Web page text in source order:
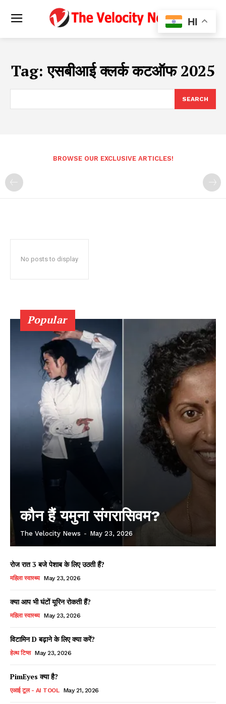
Tag:एसबीआई क्लर्क कटऑफ 2025
SEARCH
BROWSE OUR EXCLUSIVE ARTICLES!
No posts to display
Popular
कौन हैं यमुना संगरासिवम?
The Velocity News - May 23, 2026
रोज रात 3 बजे पेशाब के लिए उठती हैं?
महिला स्वास्थ्य May 23, 2026
क्या आप भी घंटों यूरिन रोकती हैं?
महिला स्वास्थ्य May 23, 2026
विटामिन D बढ़ाने के लिए क्या करें?
हेल्थ टिप्स May 23, 2026
PimEyes क्या है?
एआई टूल - AI TOOL May 21, 2026
HI